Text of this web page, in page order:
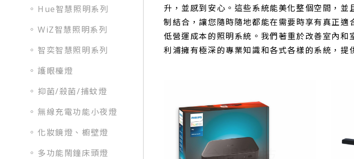
Hue智慧照明系列
WiZ智慧照明系列
智奕智慧照明系列
護眼檯燈
抑菌/殺菌/捕蚊燈
無線充電功能小夜燈
化妝鏡燈、櫥壁燈
多功能鬧鐘床頭燈
升，並感到安心。這些系統能美化整個空間，
制結合，讓您隨時隨地都能在需要時享有真正
低營運成本的照明系統。我們著重於改善室內
利浦擁有極深的專業知識和各式各樣的系統，提